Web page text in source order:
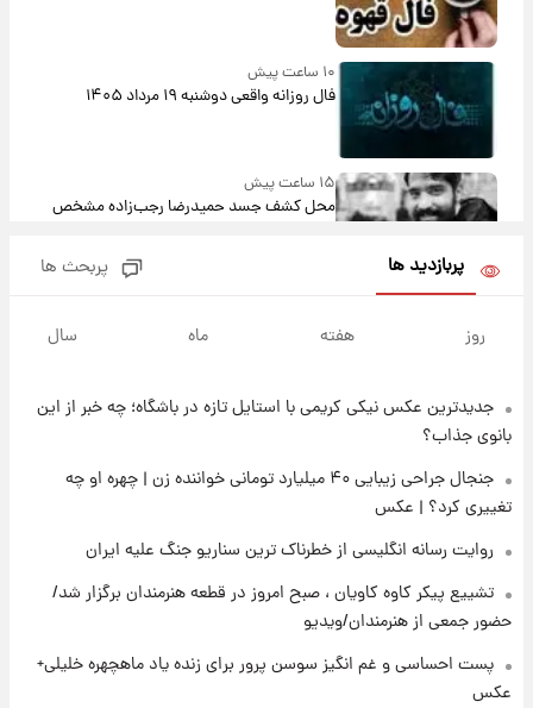
فال روزانه واقعی دوشنبه ۱۹ مرداد ۱۴۰۵
۱۵ ساعت پیش
محل کشف جسد حمیدرضا رجب‌زاده مشخص
۱۴۰۵ + جدول
۱۷ ساعت پیش
تصاویر شگفت‌انگیز از اهرام باستانی سودان در
دل صحرا + عکس
۱۹ ساعت پیش
زمان برگزاری دربی ۱۰۷ اعلام شد؟
پربازدید ها پربحث ها
روز هفته ماه سال
جدیدترین عکس نیکی کریمی با استایل تازه در باشگاه؛ چه خبر از این
بانوی جذاب؟
جنجال جراحی زیبایی ۴۰ میلیارد تومانی خواننده زن | چهره او چه
تغییری کرد؟ | عکس
روایت رسانه انگلیسی از خطرناک ترین سناریو جنگ علیه ایران
تشییع پیکر کاوه کاویان ، صبح امروز در قطعه هنرمندان برگزار شد/
حضور جمعی از هنرمندان/ویدیو
پست احساسی و غم انگیز سوسن پرور برای زنده یاد ماهچهره خلیلی+
عکس